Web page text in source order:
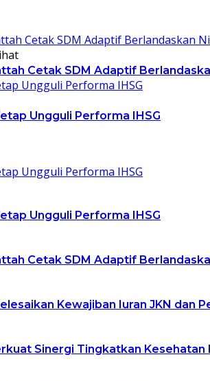
Cetak SDM Adaptif
Ungguli Performa IHSG
Ungguli Performa IHSG
Cetak SDM Adaptif
Kewajiban Iuran JKN dan
Sinergi Tingkatkan Kesehatan